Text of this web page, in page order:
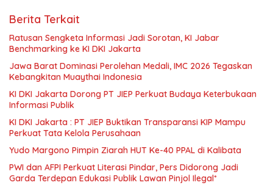
Berita Terkait
Ratusan Sengketa Informasi Jadi Sorotan, KI Jabar
Benchmarking ke KI DKI Jakarta
Jawa Barat Dominasi Perolehan Medali, IMC 2026 Tegaskan
Kebangkitan Muaythai Indonesia
KI DKI Jakarta Dorong PT JIEP Perkuat Budaya Keterbukaan
Informasi Publik
KI DKI Jakarta : PT JIEP Buktikan Transparansi KIP Mampu
Perkuat Tata Kelola Perusahaan
Yudo Margono Pimpin Ziarah HUT Ke-40 PPAL di Kalibata
PWI dan AFPI Perkuat Literasi Pindar, Pers Didorong Jadi
Garda Terdepan Edukasi Publik Lawan Pinjol Ilegal*